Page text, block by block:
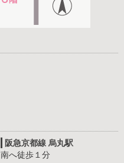
阪急京都線 烏丸駅
南へ徒歩１分